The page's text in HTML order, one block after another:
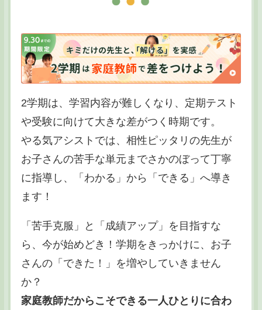
2学期は、学習内容が難しくなり、定期テスト
や受験に向けて大きな差がつく時期です。
やる気アシストでは、相性ピッタリの先生が
お子さんの苦手な単元までさかのぼって丁寧
に指導し、「わかる」から「できる」へ導き
ます！
「苦手克服」と「成績アップ」を目指すな
ら、今が始めどき！学期をきっかけに、お子
さんの「できた！」を増やしていきません
か？
家庭教師だからこそできる一人ひとりに合わ